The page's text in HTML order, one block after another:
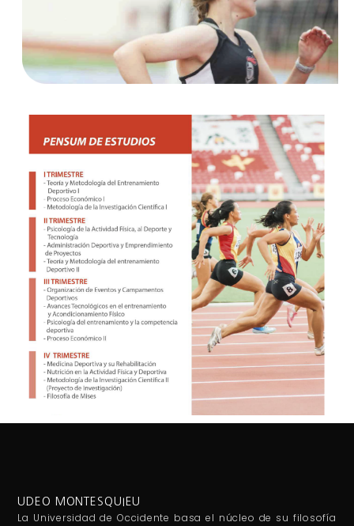
UDEO MONTESQUIEU
La Universidad de Occidente basa el núcleo de su filosofía